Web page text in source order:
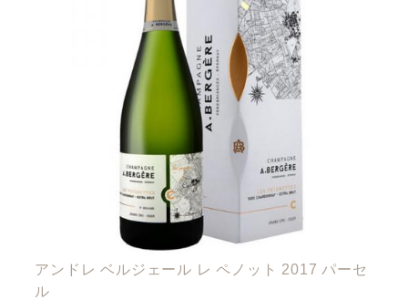
アンドレ ベルジェール レ ペノット 2017 パーセ
ル